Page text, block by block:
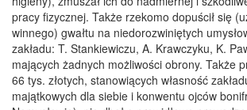
pracy fizycznej. Także rzekomo dopuścił się
winnego) gwałtu na niedorozwiniętych
zakładu: T. Stankiewiczu, A. Krawczyku, K.
mających żadnych możliwości obrony. Także
66 tys. złotych, stanowiących własność
majątkowych dla siebie i konwentu ojców